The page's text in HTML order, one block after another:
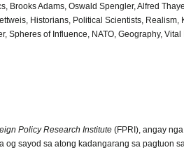
Brooks Adams, Oswald Spengler, Alfred
Historians, Political Scientists, Realism,
Spheres of Influence, NATO, Geography, Vital
Policy Research Institute (FPRI), angay
sayod sa atong kadangarang sa pagtuon